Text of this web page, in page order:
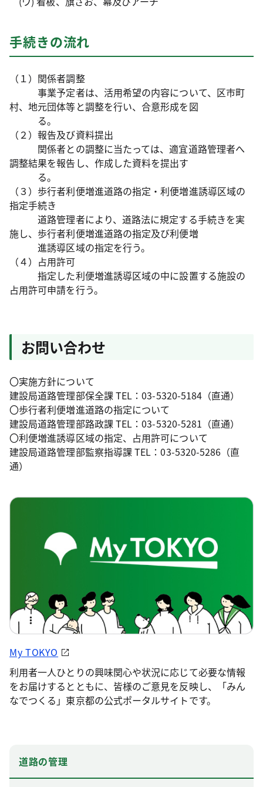
手続きの流れ
（１）関係者調整
事業予定者は、活用希望の内容について、区市町
村、地元団体等と調整を行い、合意形成を図
る。
（２）報告及び資料提出
関係者との調整に当たっては、適宜道路管理者へ
調整結果を報告し、作成した資料を提出す
る。
（３）歩行者利便増進道路の指定・利便増進誘導区域の
指定手続き
道路管理者により、道路法に規定する手続きを実
施し、歩行者利便増進道路の指定及び利便増
進誘導区域の指定を行う。
（４）占用許可
指定した利便増進誘導区域の中に設置する施設の
占用許可申請を行う。
お問い合わせ
〇実施方針について
建設局道路管理部保全課 TEL：03-5320-5184（直通）
〇歩行者利便増進道路の指定について
建設局道路管理部路政課 TEL：03-5320-5281（直通）
〇利便増進誘導区域の指定、占用許可について
建設局道路管理部監察指導課 TEL：03-5320-5286（直
通）
My TOKYO
利用者一人ひとりの興味関心や状況に応じて必要な情報
をお届けするとともに、皆様のご意見を反映し、「みん
なでつくる」東京都の公式ポータルサイトです。
道路の管理